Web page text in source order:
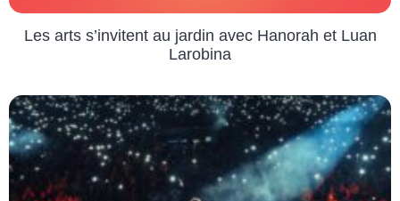
Les arts s’invitent au jardin avec Hanorah et Luan
Larobina